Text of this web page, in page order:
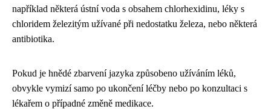
například některá ústní voda s obsahem chlorhexidinu, léky s
chloridem železitým užívané při nedostatku železa, nebo některá
antibiotika.
Pokud je hnědé zbarvení jazyka způsobeno užíváním léků,
obvykle vymizí samo po ukončení léčby nebo po konzultaci s
lékařem o případné změně medikace.